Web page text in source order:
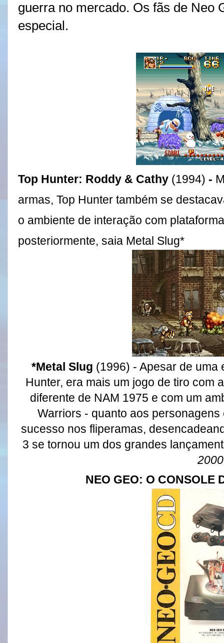
guerra no mercado. Os fãs de Neo
especial.
Top Hunter: Roddy & Cathy (1994) -
armas, Top Hunter também se
o ambiente de interação com
posteriormente, saia Metal Slug*
*Metal Slug (1996) - Apesar de uma
Hunter, era mais um jogo de tiro com
diferente de NAM 1975 e com um
Warriors - quanto aos
sucesso nos fliperamas,
3 se tornou um dos grandes
2000
NEO GEO: O CONSOLE